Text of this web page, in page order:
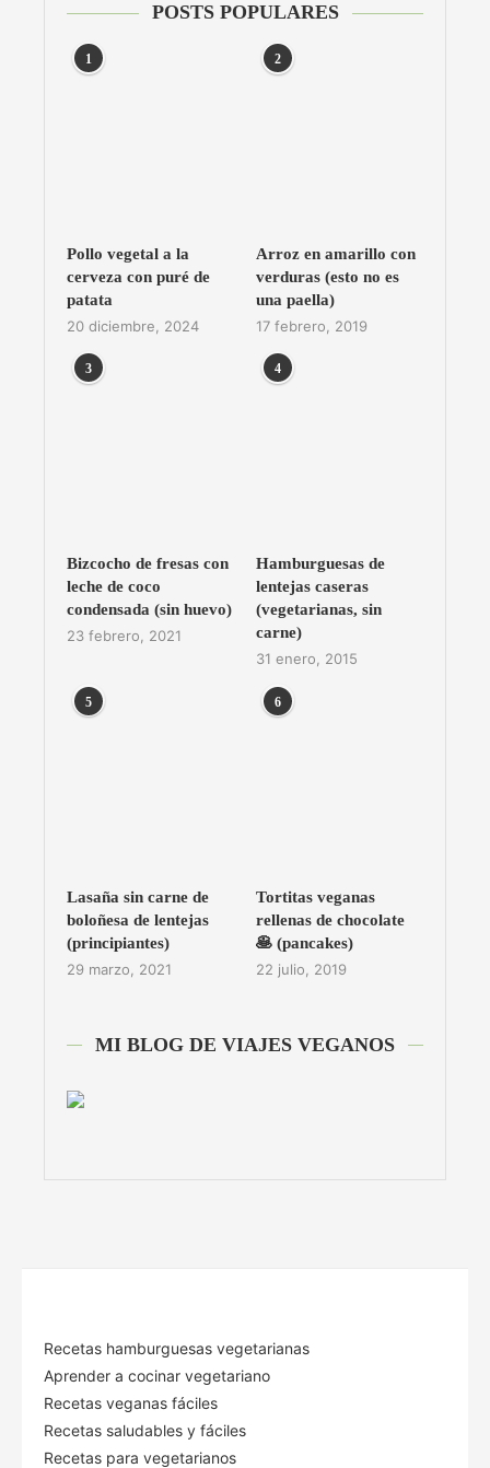
POSTS POPULARES
1
Pollo vegetal a la
cerveza con puré de
patata
20 diciembre, 2024
2
Arroz en amarillo con
verduras (esto no es
una paella)
17 febrero, 2019
3
Bizcocho de fresas con
leche de coco
condensada (sin huevo)
23 febrero, 2021
4
Hamburguesas de
lentejas caseras
(vegetarianas, sin
carne)
31 enero, 2015
5
Lasaña sin carne de
boloñesa de lentejas
(principiantes)
29 marzo, 2021
6
Tortitas veganas
rellenas de chocolate
🥞 (pancakes)
22 julio, 2019
MI BLOG DE VIAJES VEGANOS
Recetas hamburguesas vegetarianas
Aprender a cocinar vegetariano
Recetas veganas fáciles
Recetas saludables y fáciles
Recetas para vegetarianos